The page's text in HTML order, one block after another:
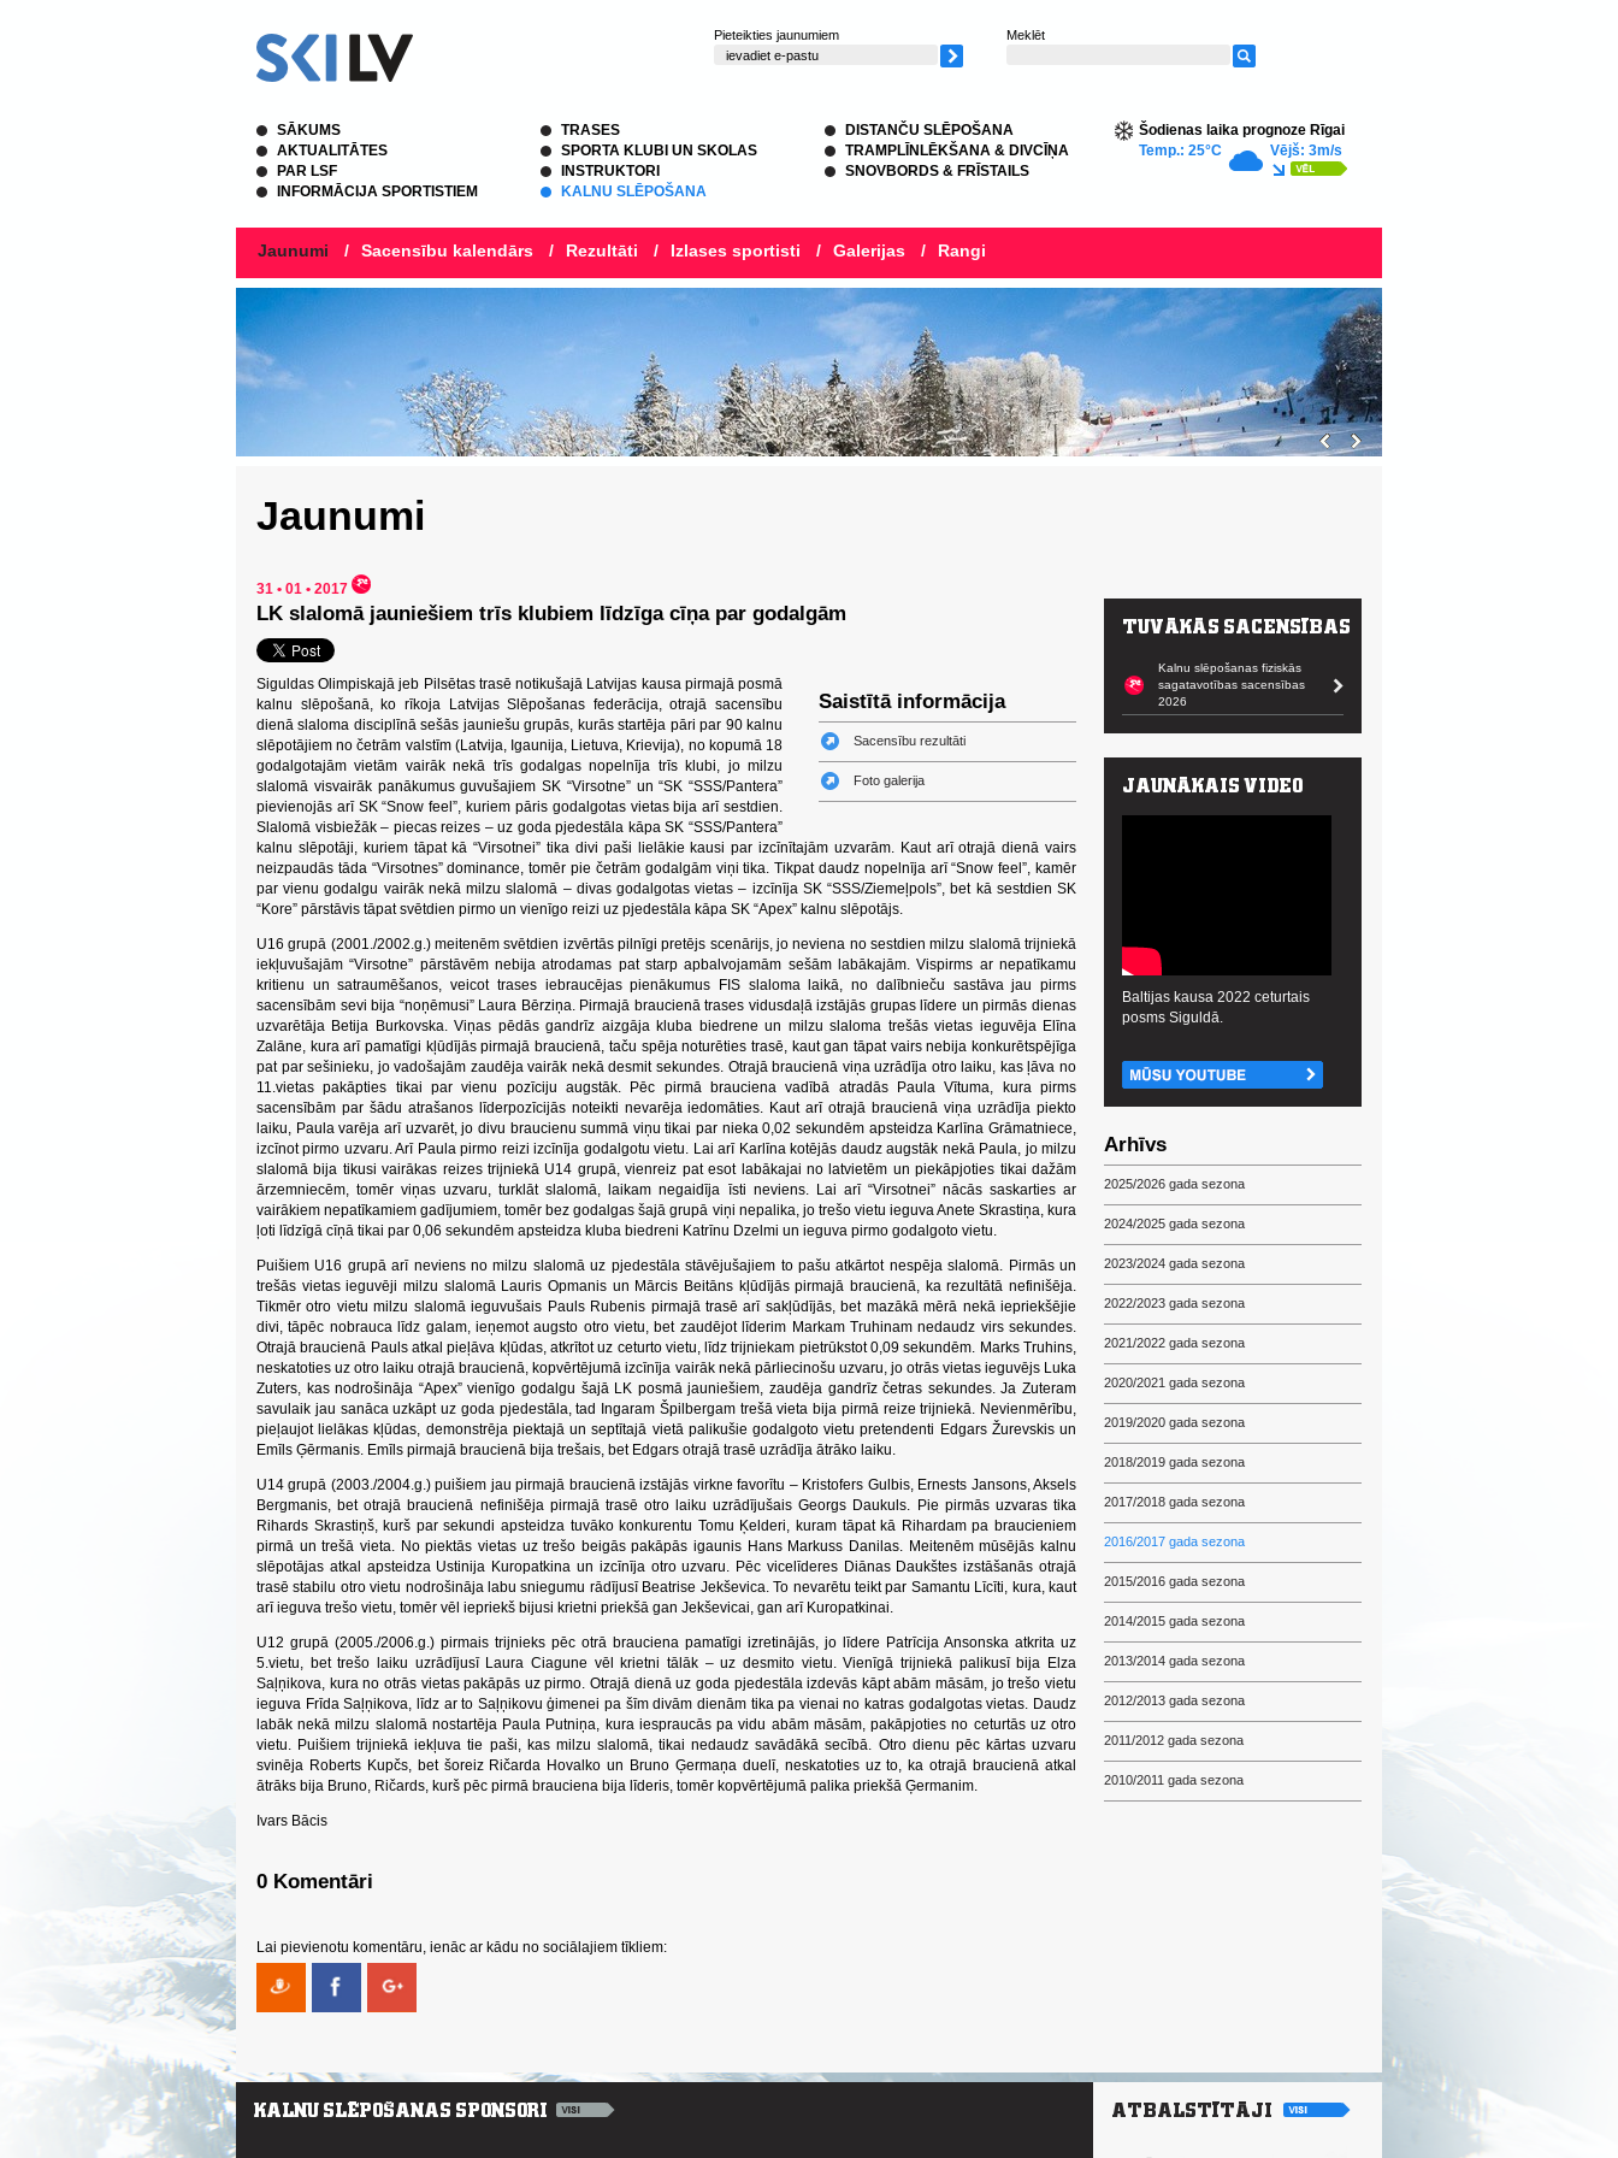
Pieteikties jaunumiem Meklēt
SĀKUMS
AKTUALITĀTES
PAR LSF
INFORMĀCIJA SPORTISTIEM
TRASES
SPORTA KLUBI UN SKOLAS
INSTRUKTORI
KALNU SLĒPOŠANA
DISTANČU SLĒPOŠANA
TRAMPLĪNLĒKŠANA & DIVCĪŅA
SNOVBORDS & FRĪSTAILS
Šodienas laika prognoze Rīgai
Temp.: 25°C
Vējš: 3m/s
Jaunumi / Sacensību kalendārs / Rezultāti / Izlases sportisti / Galerijas / Rangi
Jaunumi
31 • 01 • 2017
LK slalomā jauniešiem trīs klubiem līdzīga cīņa par godalgām
Saistītā informācija
Sacensību rezultāti
Foto galerija
Siguldas Olimpiskajā jeb Pilsētas trasē notikušajā Latvijas kausa pirmajā posmā
kalnu slēpošanā, ko rīkoja Latvijas Slēpošanas federācija, otrajā sacensību
dienā slaloma disciplīnā sešās jauniešu grupās, kurās startēja pāri par 90 kalnu
slēpotājiem no četrām valstīm (Latvija, Igaunija, Lietuva, Krievija), no kopumā 18
godalgotajām vietām vairāk nekā trīs godalgas nopelnīja trīs klubi, jo milzu
slalomā visvairāk panākumus guvušajiem SK “Virsotne” un “SK “SSS/Pantera”
pievienojās arī SK “Snow feel”, kuriem pāris godalgotas vietas bija arī sestdien.
Slalomā visbiežāk – piecas reizes – uz goda pjedestāla kāpa SK “SSS/Pantera”
kalnu slēpotāji, kuriem tāpat kā “Virsotnei” tika divi paši lielākie kausi par izcīnītajām uzvarām. Kaut arī otrajā dienā vairs
neizpaudās tāda “Virsotnes” dominance, tomēr pie četrām godalgām viņi tika. Tikpat daudz nopelnīja arī “Snow feel”, kamēr
par vienu godalgu vairāk nekā milzu slalomā – divas godalgotas vietas – izcīnīja SK “SSS/Ziemeļpols”, bet kā sestdien SK
“Kore” pārstāvis tāpat svētdien pirmo un vienīgo reizi uz pjedestāla kāpa SK “Apex” kalnu slēpotājs.
U16 grupā (2001./2002.g.) meitenēm svētdien izvērtās pilnīgi pretējs scenārijs, jo neviena no sestdien milzu slalomā trijniekā
iekļuvušajām “Virsotne” pārstāvēm nebija atrodamas pat starp apbalvojamām sešām labākajām. Vispirms ar nepatīkamu
kritienu un satraumēšanos, veicot trases iebraucējas pienākumus FIS slaloma laikā, no dalībnieču sastāva jau pirms
sacensībām sevi bija “noņēmusi” Laura Bērziņa. Pirmajā braucienā trases vidusdaļā izstājās grupas līdere un pirmās dienas
uzvarētāja Betija Burkovska. Viņas pēdās gandrīz aizgāja kluba biedrene un milzu slaloma trešās vietas ieguvēja Elīna
Zalāne, kura arī pamatīgi kļūdījās pirmajā braucienā, taču spēja noturēties trasē, kaut gan tāpat vairs nebija konkurētspējīga
pat par sešinieku, jo vadošajām zaudēja vairāk nekā desmit sekundes. Otrajā braucienā viņa uzrādīja otro laiku, kas ļāva no
11.vietas pakāpties tikai par vienu pozīciju augstāk. Pēc pirmā brauciena vadībā atradās Paula Vītuma, kura pirms
sacensībām par šādu atrašanos līderpozīcijās noteikti nevarēja iedomāties. Kaut arī otrajā braucienā viņa uzrādīja piekto
laiku, Paula varēja arī uzvarēt, jo divu braucienu summā viņu tikai par nieka 0,02 sekundēm apsteidza Karlīna Grāmatniece,
izcīnot pirmo uzvaru. Arī Paula pirmo reizi izcīnīja godalgotu vietu. Lai arī Karlīna kotējās daudz augstāk nekā Paula, jo milzu
slalomā bija tikusi vairākas reizes trijniekā U14 grupā, vienreiz pat esot labākajai no latvietēm un piekāpjoties tikai dažām
ārzemniecēm, tomēr viņas uzvaru, turklāt slalomā, laikam negaidīja īsti neviens. Lai arī “Virsotnei” nācās saskarties ar
vairākiem nepatīkamiem gadījumiem, tomēr bez godalgas šajā grupā viņi nepalika, jo trešo vietu ieguva Anete Skrastiņa, kura
ļoti līdzīgā cīņā tikai par 0,06 sekundēm apsteidza kluba biedreni Katrīnu Dzelmi un ieguva pirmo godalgoto vietu.
Puišiem U16 grupā arī neviens no milzu slalomā uz pjedestāla stāvējušajiem to pašu atkārtot nespēja slalomā. Pirmās un
trešās vietas ieguvēji milzu slalomā Lauris Opmanis un Mārcis Beitāns kļūdījās pirmajā braucienā, ka rezultātā nefinišēja.
Tikmēr otro vietu milzu slalomā ieguvušais Pauls Rubenis pirmajā trasē arī sakļūdījās, bet mazākā mērā nekā iepriekšējie
divi, tāpēc nobrauca līdz galam, ieņemot augsto otro vietu, bet zaudējot līderim Markam Truhinam nedaudz virs sekundes.
Otrajā braucienā Pauls atkal pieļāva kļūdas, atkrītot uz ceturto vietu, līdz trijniekam pietrūkstot 0,09 sekundēm. Marks Truhins,
neskatoties uz otro laiku otrajā braucienā, kopvērtējumā izcīnīja vairāk nekā pārliecinošu uzvaru, jo otrās vietas ieguvējs Luka
Zuters, kas nodrošināja “Apex” vienīgo godalgu šajā LK posmā jauniešiem, zaudēja gandrīz četras sekundes. Ja Zuteram
savulaik jau sanāca uzkāpt uz goda pjedestāla, tad Ingaram Špilbergam trešā vieta bija pirmā reize trijniekā. Nevienmērību,
pieļaujot lielākas kļūdas, demonstrēja piektajā un septītajā vietā palikušie godalgoto vietu pretendenti Edgars Žurevskis un
Emīls Ģērmanis. Emīls pirmajā braucienā bija trešais, bet Edgars otrajā trasē uzrādīja ātrāko laiku.
U14 grupā (2003./2004.g.) puišiem jau pirmajā braucienā izstājās virkne favorītu – Kristofers Gulbis, Ernests Jansons, Aksels
Bergmanis, bet otrajā braucienā nefinišēja pirmajā trasē otro laiku uzrādījušais Georgs Daukuls. Pie pirmās uzvaras tika
Rihards Skrastiņš, kurš par sekundi apsteidza tuvāko konkurentu Tomu Ķelderi, kuram tāpat kā Rihardam pa braucieniem
pirmā un trešā vieta. No piektās vietas uz trešo beigās pakāpās igaunis Hans Markuss Danilas. Meitenēm mūsējās kalnu
slēpotājas atkal apsteidza Ustinija Kuropatkina un izcīnīja otro uzvaru. Pēc vicelīderes Diānas Daukštes izstāšanās otrajā
trasē stabilu otro vietu nodrošināja labu sniegumu rādījusī Beatrise Jekševica. To nevarētu teikt par Samantu Līcīti, kura, kaut
arī ieguva trešo vietu, tomēr vēl iepriekš bijusi krietni priekšā gan Jekševicai, gan arī Kuropatkinai.
U12 grupā (2005./2006.g.) pirmais trijnieks pēc otrā brauciena pamatīgi izretinājās, jo līdere Patrīcija Ansonska atkrita uz
5.vietu, bet trešo laiku uzrādījusī Laura Ciagune vēl krietni tālāk – uz desmito vietu. Vienīgā trijniekā palikusī bija Elza
Saļņikova, kura no otrās vietas pakāpās uz pirmo. Otrajā dienā uz goda pjedestāla izdevās kāpt abām māsām, jo trešo vietu
ieguva Frīda Saļņikova, līdz ar to Saļņikovu ģimenei pa šīm divām dienām tika pa vienai no katras godalgotas vietas. Daudz
labāk nekā milzu slalomā nostartēja Paula Putniņa, kura iespraucās pa vidu abām māsām, pakāpjoties no ceturtās uz otro
vietu. Puišiem trijniekā iekļuva tie paši, kas milzu slalomā, tikai nedaudz savādākā secībā. Otro dienu pēc kārtas uzvaru
svinēja Roberts Kupčs, bet šoreiz Ričarda Hovalko un Bruno Ģermaņa duelī, neskatoties uz to, ka otrajā braucienā atkal
ātrāks bija Bruno, Ričards, kurš pēc pirmā brauciena bija līderis, tomēr kopvērtējumā palika priekšā Ģermanim.
Ivars Bācis
0 Komentāri
Lai pievienotu komentāru, ienāc ar kādu no sociālajiem tīkliem:
Kalnu slēpošanas fiziskās
sagatavotības sacensības
2026
Baltijas kausa 2022 ceturtais
posms Siguldā.
Arhīvs
2025/2026 gada sezona
2024/2025 gada sezona
2023/2024 gada sezona
2022/2023 gada sezona
2021/2022 gada sezona
2020/2021 gada sezona
2019/2020 gada sezona
2018/2019 gada sezona
2017/2018 gada sezona
2016/2017 gada sezona
2015/2016 gada sezona
2014/2015 gada sezona
2013/2014 gada sezona
2012/2013 gada sezona
2011/2012 gada sezona
2010/2011 gada sezona